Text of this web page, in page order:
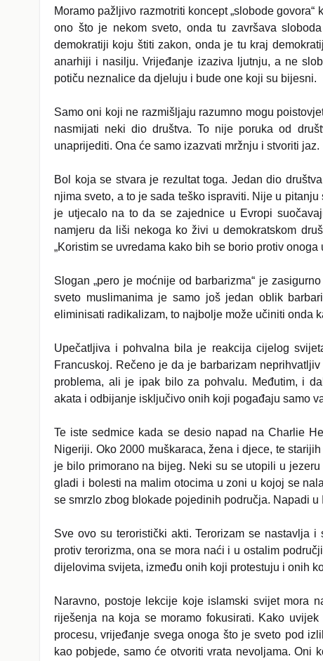
Moramo pažljivo razmotriti koncept „slobode
ono što je nekom sveto, onda tu završava
demokratiji koju štiti zakon, onda je tu kraj
anarhiji i nasilju. Vrijeđanje izaziva ljutnju, a ne
potiču neznalice da djeluju i bude one koji su bijesni.
Samo oni koji ne razmišljaju razumno mogu
nasmijati neki dio društva. To nije poruka od
unaprijediti. Ona će samo izazvati mržnju i stvoriti jaz.
Bol koja se stvara je rezultat toga. Jedan dio
njima sveto, a to je sada teško ispraviti. Nije u
je utjecalo na to da se zajednice u Evropi
namjeru da liši nekoga ko živi u demokratskom
„Koristim se uvredama kako bih se borio protiv onoga
Slogan „pero je moćnije od barbarizma“ je
sveto muslimanima je samo još jedan oblik
eliminisati radikalizam, to najbolje može učiniti onda
Upečatljiva i pohvalna bila je reakcija cijelog
Francuskoj. Rečeno je da je barbarizam
problema, ali je ipak bilo za pohvalu. Međutim, i
akata i odbijanje isključivo onih koji pogađaju samo
Te iste sedmice kada se desio napad na Charlie
Nigeriji. Oko 2000 muškaraca, žena i djece, te
je bilo primorano na bijeg. Neki su se utopili u
gladi i bolesti na malim otocima u zoni u kojoj se
se smrzlo zbog blokade pojedinih područja. Napadi u
Sve ovo su teroristički akti. Terorizam se nastavlja
protiv terorizma, ona se mora naći i u ostalim
dijelovima svijeta, između onih koji protestuju i onih
Naravno, postoje lekcije koje islamski svijet mora
riješenja na koja se moramo fokusirati. Kako
procesu, vrijeđanje svega onoga što je sveto pod
kao pobjede, samo će otvoriti vrata nevoljama. Oni